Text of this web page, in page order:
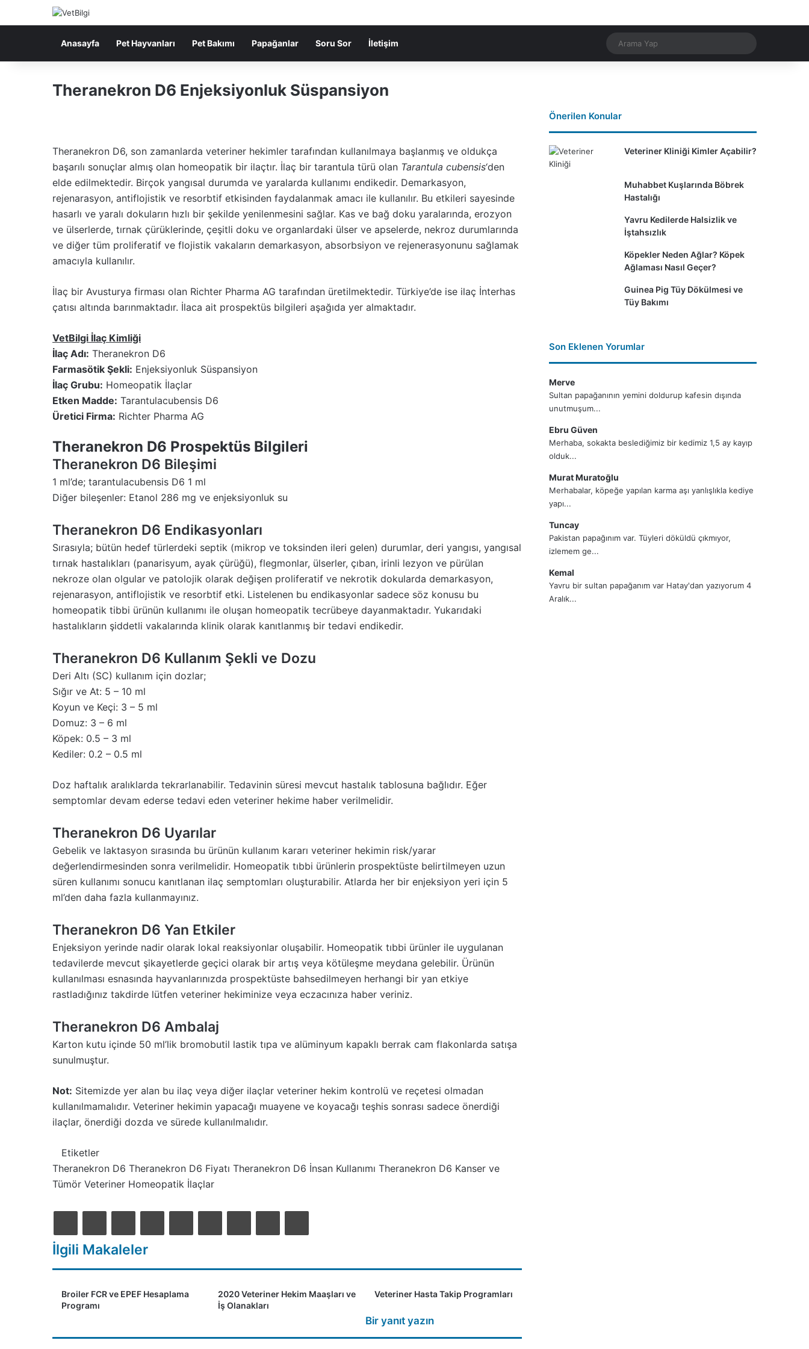
Anasayfa Pet Hayvanları Pet Bakımı Papağanlar Soru Sor İletişim Rastgele Makale
Dış görünümü değiştir
Yap
Theranekron D6 Enjeksiyonluk Süspansiyon
Theranekron D6, son zamanlarda veteriner hekimler tarafından kullanılmaya başlanmış ve oldukça
başarılı sonuçlar almış olan homeopatik bir ilaçtır. İlaç bir tarantula türü olan Tarantula cubensis‘den
elde edilmektedir. Birçok yangısal durumda ve yaralarda kullanımı endikedir. Demarkasyon,
rejenarasyon, antiflojistik ve resorbtif etkisinden faydalanmak amacı ile kullanılır. Bu etkileri sayesinde
hasarlı ve yaralı dokuların hızlı bir şekilde yenilenmesini sağlar. Kas ve bağ doku yaralarında, erozyon
ve ülserlerde, tırnak çürüklerinde, çeşitli doku ve organlardaki ülser ve apselerde, nekroz durumlarında
ve diğer tüm proliferatif ve flojistik vakaların demarkasyon, absorbsiyon ve rejenerasyonunu sağlamak
amacıyla kullanılır.
İlaç bir Avusturya firması olan Richter Pharma AG tarafından üretilmektedir. Türkiye’de ise ilaç İnterhas
çatısı altında barınmaktadır. İlaca ait prospektüs bilgileri aşağıda yer almaktadır.
VetBilgi İlaç Kimliği
İlaç Adı: Theranekron D6
Farmasötik Şekli: Enjeksiyonluk Süspansiyon
İlaç Grubu: Homeopatik İlaçlar
Etken Madde: Tarantulacubensis D6
Üretici Firma: Richter Pharma AG
Theranekron D6 Prospektüs Bilgileri
Theranekron D6 Bileşimi
1 ml’de; tarantulacubensis D6 1 ml
Diğer bileşenler: Etanol 286 mg ve enjeksiyonluk su
Theranekron D6 Endikasyonları
Sırasıyla; bütün hedef türlerdeki septik (mikrop ve toksinden ileri gelen) durumlar, deri yangısı, yangısal
tırnak hastalıkları (panarisyum, ayak çürüğü), flegmonlar, ülserler, çıban, irinli lezyon ve pürülan
nekroze olan olgular ve patolojik olarak değişen proliferatif ve nekrotik dokularda demarkasyon,
rejenarasyon, antiflojistik ve resorbtif etki. Listelenen bu endikasyonlar sadece söz konusu bu
homeopatik tibbi ürünün kullanımı ile oluşan homeopatik tecrübeye dayanmaktadır. Yukarıdaki
hastalıkların şiddetli vakalarında klinik olarak kanıtlanmış bir tedavi endikedir.
Theranekron D6 Kullanım Şekli ve Dozu
Deri Altı (SC) kullanım için dozlar;
Sığır ve At: 5 – 10 ml
Koyun ve Keçi: 3 – 5 ml
Domuz: 3 – 6 ml
Köpek: 0.5 – 3 ml
Kediler: 0.2 – 0.5 ml
Doz haftalık aralıklarda tekrarlanabilir. Tedavinin süresi mevcut hastalık tablosuna bağlıdır. Eğer
semptomlar devam ederse tedavi eden veteriner hekime haber verilmelidir.
Theranekron D6 Uyarılar
Gebelik ve laktasyon sırasında bu ürünün kullanım kararı veteriner hekimin risk/yarar
değerlendirmesinden sonra verilmelidir. Homeopatik tıbbi ürünlerin prospektüste belirtilmeyen uzun
süren kullanımı sonucu kanıtlanan ilaç semptomları oluşturabilir. Atlarda her bir enjeksiyon yeri için 5
ml’den daha fazla kullanmayınız.
Theranekron D6 Yan Etkiler
Enjeksiyon yerinde nadir olarak lokal reaksiyonlar oluşabilir. Homeopatik tıbbi ürünler ile uygulanan
tedavilerde mevcut şikayetlerde geçici olarak bir artış veya kötüleşme meydana gelebilir. Ürünün
kullanılması esnasında hayvanlarınızda prospektüste bahsedilmeyen herhangi bir yan etkiye
rastladığınız takdirde lütfen veteriner hekiminize veya eczacınıza haber veriniz.
Theranekron D6 Ambalaj
Karton kutu içinde 50 ml’lik bromobutil lastik tıpa ve alüminyum kapaklı berrak cam flakonlarda satışa
sunulmuştur.
Not: Sitemizde yer alan bu ilaç veya diğer ilaçlar veteriner hekim kontrolü ve reçetesi olmadan
kullanılmamalıdır. Veteriner hekimin yapacağı muayene ve koyacağı teşhis sonrası sadece önerdiği
ilaçlar, önerdiği dozda ve sürede kullanılmalıdır.
Etiketler
Theranekron D6 Theranekron D6 Fiyatı Theranekron D6 İnsan Kullanımı Theranekron D6 Kanser ve
Tümör Veteriner Homeopatik İlaçlar
Faceb
ook
İlgili Makaleler
Broiler FCR ve EPEF Hesaplama
Programı
2020 Veteriner Hekim Maaşları ve
İş Olanakları
Veteriner Hasta Takip Programları
Bir yanıt yazın
Önerilen Konular
Veteriner Kliniği Kimler Açabilir?
Muhabbet Kuşlarında Böbrek
Hastalığı
Yavru Kedilerde Halsizlik ve
İştahsızlık
Köpekler Neden Ağlar? Köpek
Ağlaması Nasıl Geçer?
Guinea Pig Tüy Dökülmesi ve
Tüy Bakımı
Son Eklenen Yorumlar
Merve
Sultan papağanının yemini doldurup kafesin dışında
unutmuşum...
Ebru Güven
Merhaba, sokakta beslediğimiz bir kedimiz 1,5 ay kayıp
olduk...
Murat Muratoğlu
Merhabalar, köpeğe yapılan karma aşı yanlışlıkla kediye
yapı...
Tuncay
Pakistan papağınım var. Tüyleri döküldü çıkmıyor,
izlemem ge...
Kemal
Yavru bir sultan papağanım var Hatay'dan yazıyorum 4
Aralık...